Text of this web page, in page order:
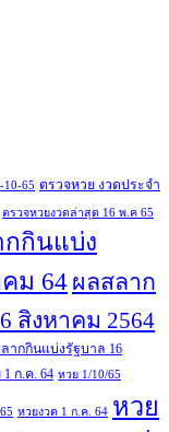
10-65 ตรวจหวย งวดประจำ
ตรวจหวยงวดล่าสุด 16 พ.ค 65
กกินแบ่ง
ม 64 ผลสลาก
สิงหาคม 2564
ากกินแบ่งรัฐบาล 16
ก.ค. 64 หวย 1/10/65
หวยงวด 1 ก.ค. 64 หวย